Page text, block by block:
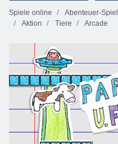
Spiele online
Abenteuer-
Aktion
Tiere Arcade